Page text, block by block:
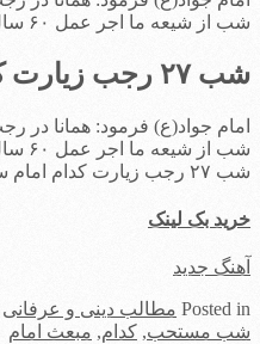
شب از شیعه ما اجر عمل ۶۰ سال است.
شب ۲۷ رجب زیارت کدام امام سفارش شده است/ اعمال مستحب مبعث
شب از شیعه ما اجر عمل ۶۰ سال است.
شب ۲۷ رجب زیارت کدام امام سفارش شده است/ اعمال مستحب مبعث
خرید بک لینک
آهنگ جدید
Posted in مطالب دینی و عرفانی
شب مستحب, کدام, مبعث امام